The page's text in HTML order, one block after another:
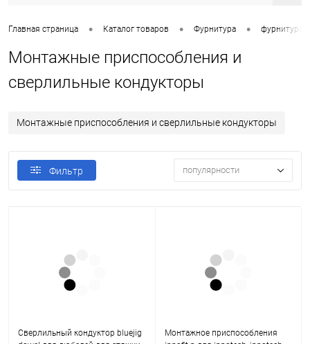
Главная страница • Каталог товаров • Фурнитура • фурнитура
Монтажные приспособления и
сверлильные кондукторы
Монтажные приспособления и сверлильные кондукторы
Фильтр популярности
Сверлильный кондуктор bluejig
Монтажное приспособления